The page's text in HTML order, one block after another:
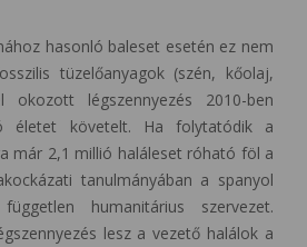
hasonló baleset esetén ez nem
tüzelőanyagok (szén, kőolaj,
okozott légszennyezés 2010-ben
életet követelt. Ha folytatódik a
már 2,1 millió haláleset róható föl a
tanulmányában a spanyol
humanitárius szervezet.
lesz a vezető halálok a